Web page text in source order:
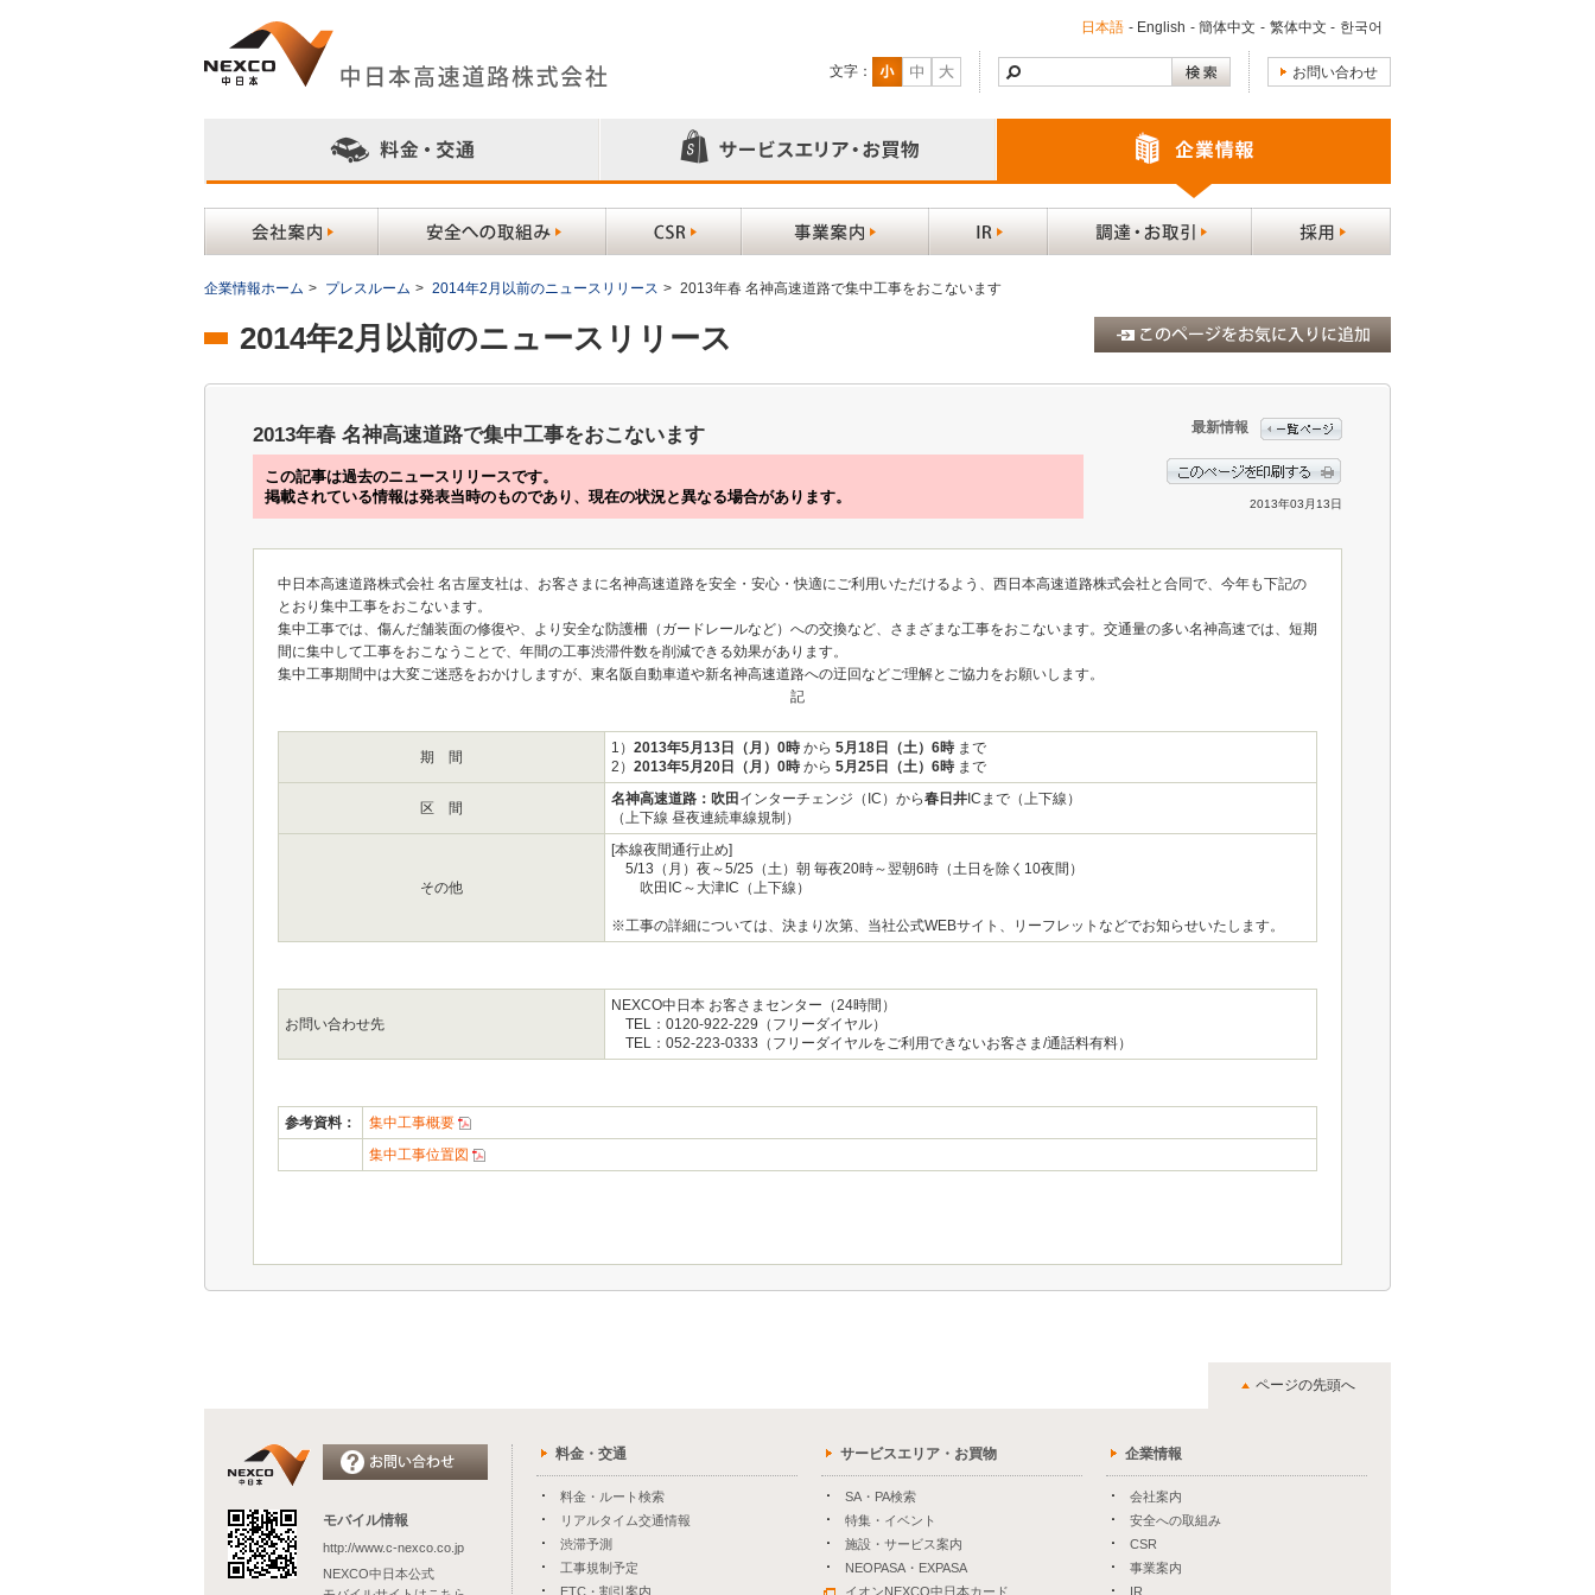
日本語 - English - 簡体中文 - 繁体中文 - 한국어
文字： お問い合わせ
企業情報ホーム > プレスルーム > 2014年2月以前のニュースリリース > 2013年春 名神高速道路で集中工事をおこないます
2014年2月以前のニュースリリース
2013年春 名神高速道路で集中工事をおこないます
この記事は過去のニュースリリースです。
掲載されている情報は発表当時のものであり、現在の状況と異なる場合があります。
最新情報
2013年03月13日
中日本高速道路株式会社 名古屋支社は、お客さまに名神高速道路を安全・安心・快適にご利用いただけるよう、西日本高速道路株式会社と合同で、今年も下記の
とおり集中工事をおこないます。
集中工事では、傷んだ舗装面の修復や、より安全な防護柵（ガードレールなど）への交換など、さまざまな工事をおこないます。交通量の多い名神高速では、短期
間に集中して工事をおこなうことで、年間の工事渋滞件数を削減できる効果があります。
集中工事期間中は大変ご迷惑をおかけしますが、東名阪自動車道や新名神高速道路への迂回などご理解とご協力をお願いします。
記
期 間
1） 2013年5月13日（月）0時から 5月18日（土）6時まで
2） 2013年5月20日（月）0時から 5月25日（土）6時まで
区 間
名神高速道路：吹田 インターチェンジ（IC）から春日井 ICまで（上下線）
（上下線 昼夜連続車線規制）
その他
[本線夜間通行止め]
5/13（月）夜～5/25（土）朝 毎夜20時～翌朝6時（土日を除く10夜間）
吹田IC～大津IC（上下線）
※工事の詳細については、決まり次第、当社公式WEBサイト、リーフレットなどでお知らせいたします。
お問い合わせ先
NEXCO中日本 お客さまセンター（24時間）
TEL：0120-922-229（フリーダイヤル）
TEL：052-223-0333（フリーダイヤルをご利用できないお客さま/通話料有料）
参考資料：
集中工事概要
集中工事位置図
ページの先頭へ
モバイル情報
http://www.c-nexco.co.jp
NEXCO中日本公式
料金・交通
料金・ルート検索
リアルタイム交通情報
渋滞予測
工事規制予定
ETC・割引案内
サービスエリア・お買物
SA・PA検索
特集・イベント
施設・サービス案内
NEOPASA・EXPASA
イオンNEXCO中日本カード
企業情報
会社案内
安全への取組み
CSR
事業案内
IR